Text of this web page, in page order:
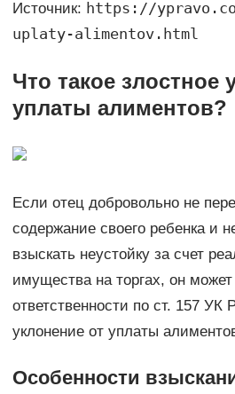
Источник: https://
uplaty-alimentov.html
Что такое злостное
уплаты алиментов?
Если отец добровольно не
содержание своего ребенка и
взыскать неустойку за счет
имущества на торгах, он
ответственности по ст. 157 УК
уклонение от уплаты
Особенности